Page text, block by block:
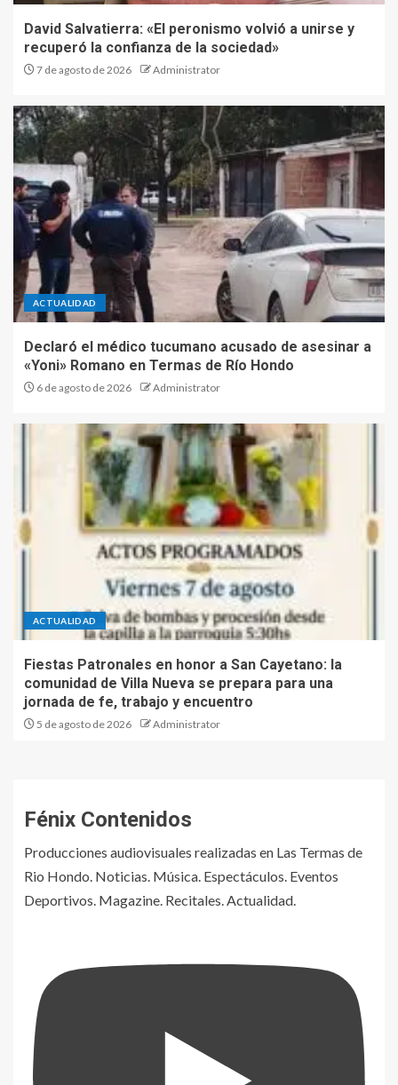
David Salvatierra: «El peronismo volvió a unirse y
recuperó la confianza de la sociedad»
7 de agosto de 2026 Administrator
ACTUALIDAD
Declaró el médico tucumano acusado de asesinar a
«Yoni» Romano en Termas de Río Hondo
6 de agosto de 2026 Administrator
ACTUALIDAD
Fiestas Patronales en honor a San Cayetano: la
comunidad de Villa Nueva se prepara para una
jornada de fe, trabajo y encuentro
5 de agosto de 2026 Administrator
Fénix Contenidos
Producciones audiovisuales realizadas en Las Termas de
Rio Hondo. Noticias. Música. Espectáculos. Eventos
Deportivos. Magazine. Recitales. Actualidad.